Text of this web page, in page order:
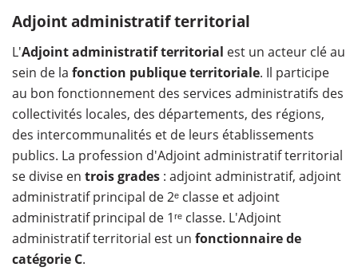
Adjoint administratif territorial
L'Adjoint administratif territorial est un acteur clé au
sein de la fonction publique territoriale. Il participe
au bon fonctionnement des services administratifs des
collectivités locales, des départements, des régions,
des intercommunalités et de leurs établissements
publics. La profession d'Adjoint administratif territorial
se divise en trois grades : adjoint administratif, adjoint
administratif principal de 2ᵉ classe et adjoint
administratif principal de 1ʳᵉ classe. L'Adjoint
administratif territorial est un fonctionnaire de
catégorie C.